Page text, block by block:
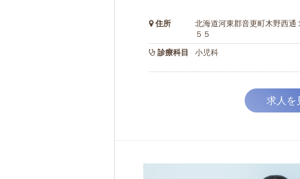
住所
北海道河東郡音更町木野西通
５５
診療科目 小児科
求人を